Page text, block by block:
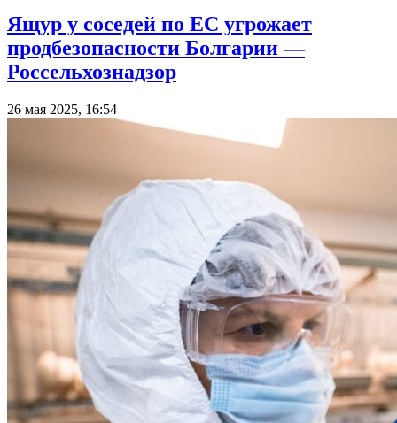
Ящур у соседей по ЕС угрожает
продбезопасности Болгарии —
Россельхознадзор
26 мая 2025, 16:54